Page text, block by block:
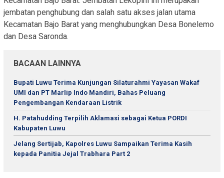
jembatan penghubung dan salah satu akses jalan utama
Kecamatan Bajo Barat yang menghubungkan Desa Bonelemo
dan Desa Saronda.
BACAAN LAINNYA
Bupati Luwu Terima Kunjungan Silaturahmi Yayasan Wakaf
UMI dan PT Marlip Indo Mandiri, Bahas Peluang
Pengembangan Kendaraan Listrik
H. Patahudding Terpilih Aklamasi sebagai Ketua PORDI
Kabupaten Luwu
Jelang Sertijab, Kapolres Luwu Sampaikan Terima Kasih
kepada Panitia Jejal Trabhara Part 2